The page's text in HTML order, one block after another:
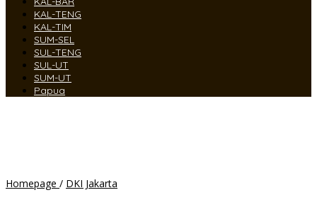
KAL-TENG
KAL-TIM
SUM-SEL
SUL-TENG
SUL-UT
SUM-UT
Papua
Homepage / DKI Jakarta